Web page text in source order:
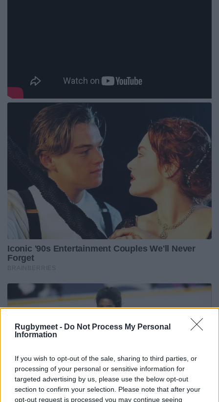
Rugbymeet - Do Not Process My Personal
Information
If you wish to opt-out of the sale, sharing to third parties, or
processing of your personal or sensitive information for
targeted advertising by us, please use the below opt-out
section to confirm your selection. Please note that after your
opt-out request is processed you may continue seeing